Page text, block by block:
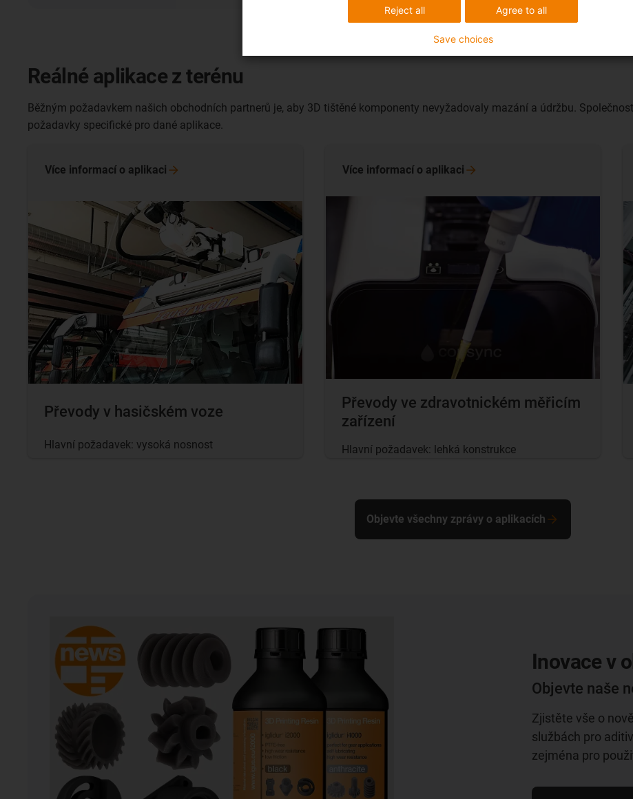
Reálné aplikace z terénu
Běžným požadavkem našich obchodních partnerů je, aby 3D tištěné komponenty nevyžadovaly mazání a údržbu.
požadavky specifické pro dané aplikace.
Převody v hasičském voze
Hlavní požadavek: vysoká nosnost
Více informací o aplikaci
Převody ve zdravotnickém měřicím
zařízení
Hlavní požadavek: lehká konstrukce
Více informací o aplikaci
Objevte všechny zprávy o aplikacích
Inovace v
Objevte naše
Zjistěte vše o
službách pro
zejména pro
Agree to all
Reject all
Save choices